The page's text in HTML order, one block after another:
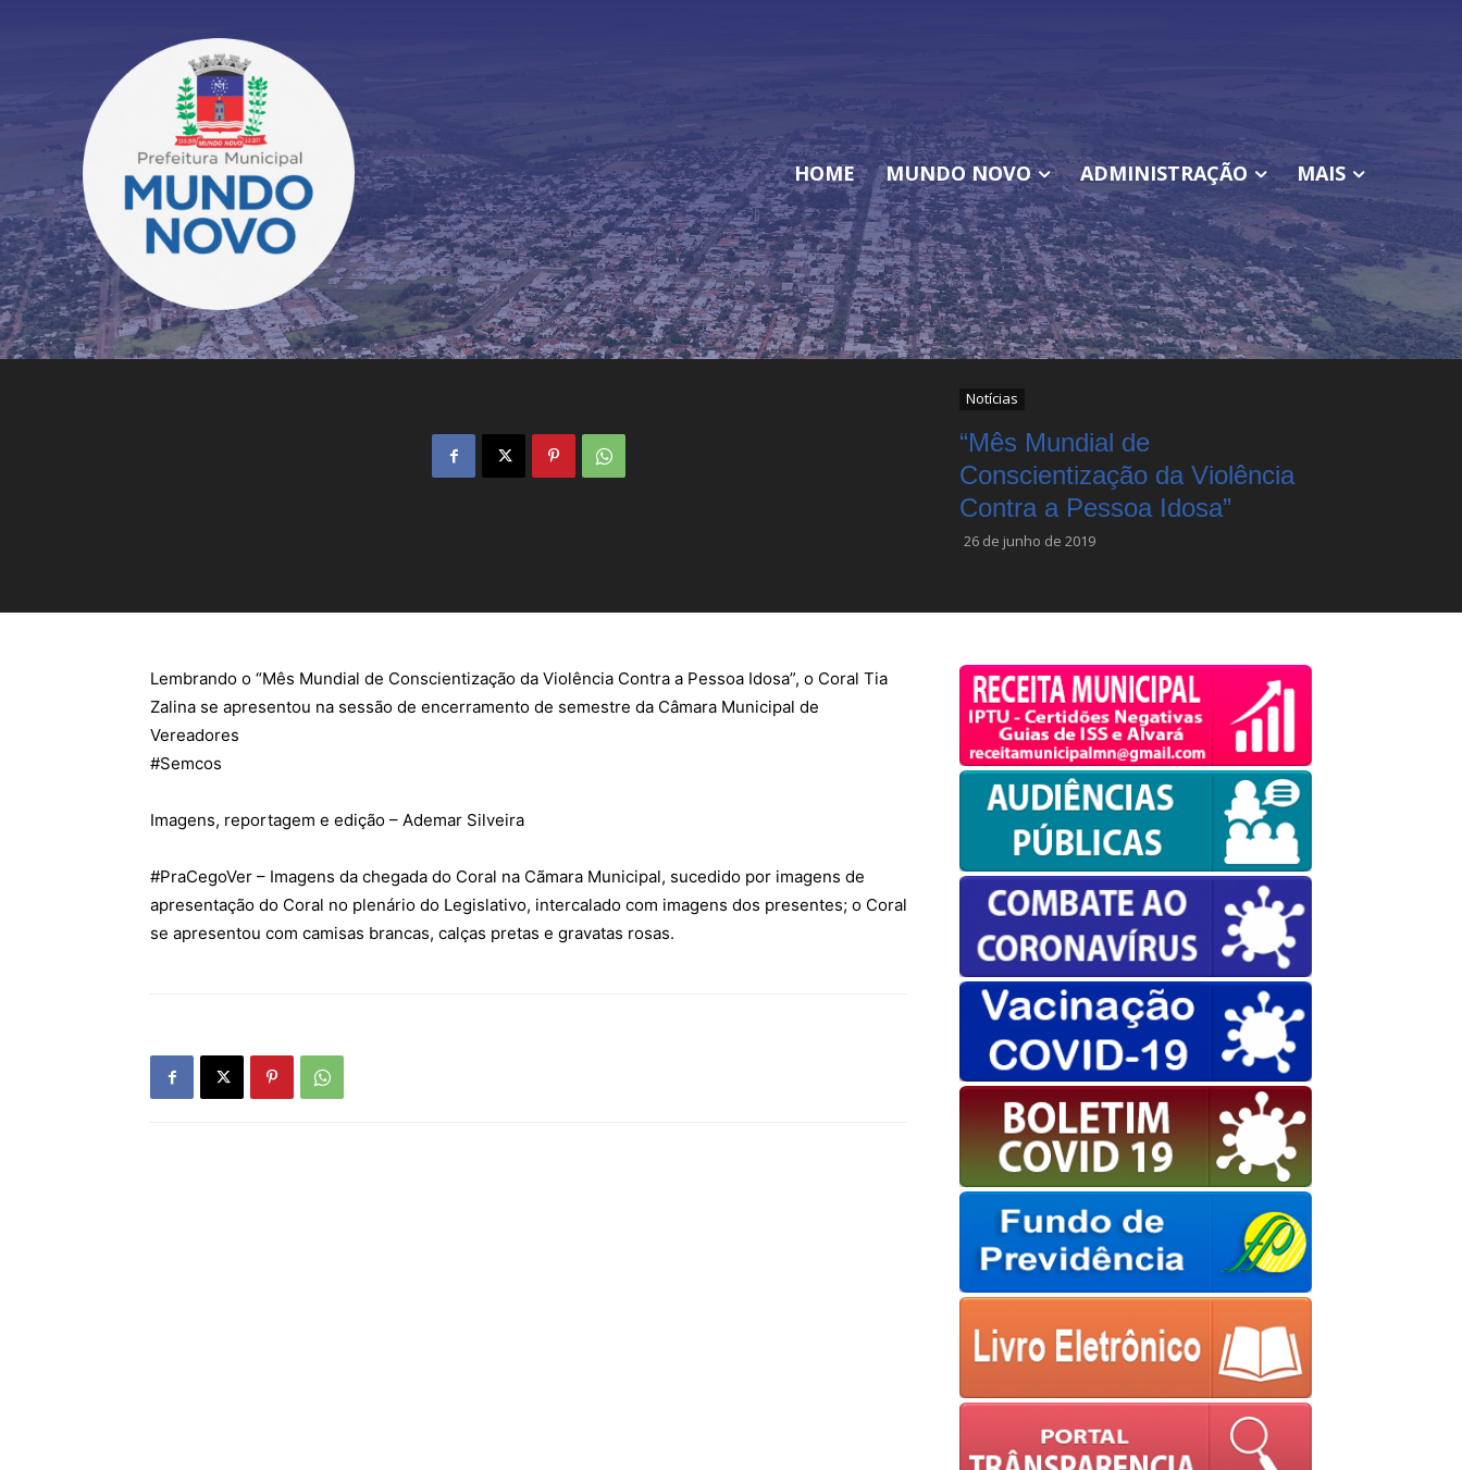
HOME MUNDO NOVO ADMINISTRAÇÃO MAIS
Notícias
“Mês Mundial de
Conscientização da Violência
Contra a Pessoa Idosa”
26 de junho de 2019
Lembrando o “Mês Mundial de Conscientização da Violência Contra a Pessoa Idosa”, o Coral Tia
Zalina se apresentou na sessão de encerramento de semestre da Câmara Municipal de
Vereadores
#Semcos
Imagens, reportagem e edição – Ademar Silveira
#PraCegoVer – Imagens da chegada do Coral na Cãmara Municipal, sucedido por imagens de
apresentação do Coral no plenário do Legislativo, intercalado com imagens dos presentes; o Coral
se apresentou com camisas brancas, calças pretas e gravatas rosas.